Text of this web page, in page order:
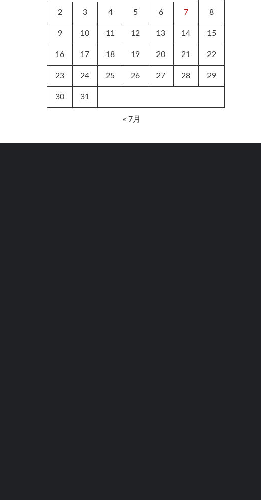
2 3 4 5 6 7 8
9 10 11 12 13 14 15
16 17 18 19 20 21 22
23 24 25 26 27 28 29
30 31
« 7月